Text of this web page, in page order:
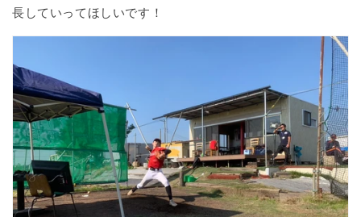
長していってほしいです！